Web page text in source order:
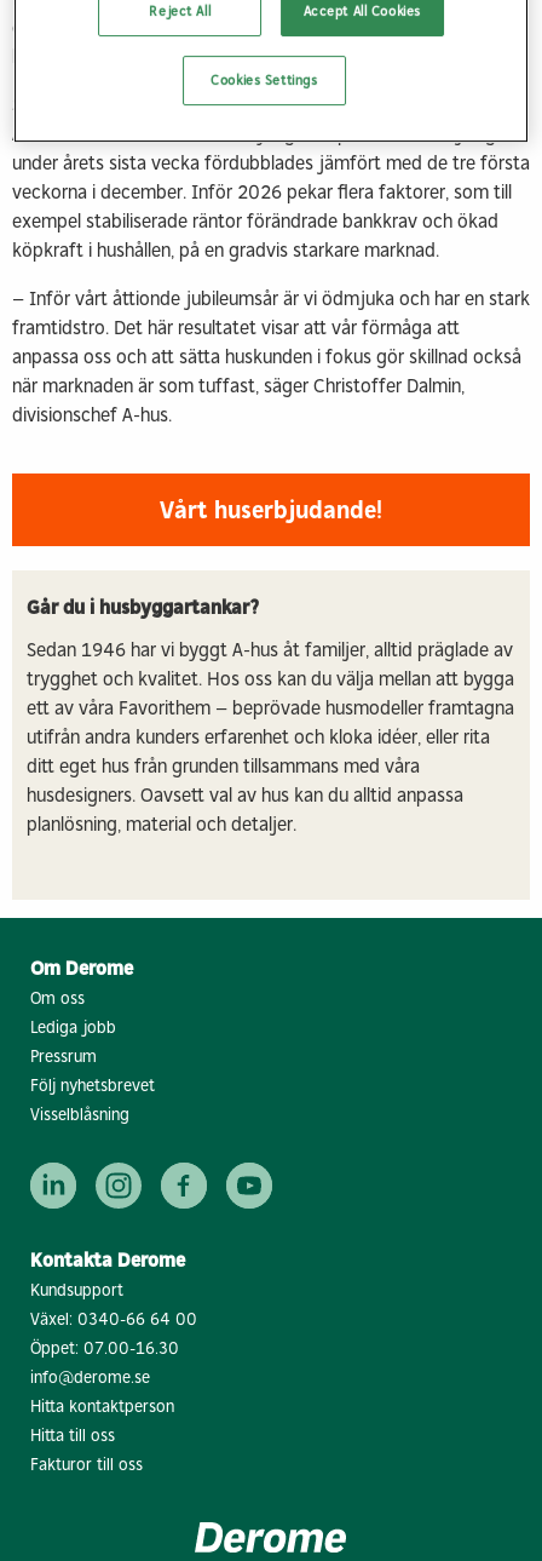
enklare för kunder att i högre grad forma sitt hus efter egna
behov och önskemål.
Stark avslutning och tro på 2026
A-hus avslutade året med en tydlig slutspurt, där försäljningen
under årets sista vecka fördubblades jämfört med de tre första
veckorna i december. Inför 2026 pekar flera faktorer, som till
exempel stabiliserade räntor förändrade bankkrav och ökad
köpkraft i hushållen, på en gradvis starkare marknad.
– Inför vårt åttionde jubileumsår är vi ödmjuka och har en stark
framtidstro. Det här resultatet visar att vår förmåga att
anpassa oss och att sätta huskunden i fokus gör skillnad också
när marknaden är som tuffast, säger Christoffer Dalmin,
divisionschef A-hus.
Vårt huserbjudande!
Går du i husbyggartankar?
Sedan 1946 har vi byggt A-hus åt familjer, alltid präglade av
trygghet och kvalitet. Hos oss kan du välja mellan att bygga
ett av våra Favorithem – beprövade husmodeller framtagna
utifrån andra kunders erfarenhet och kloka idéer, eller rita
ditt eget hus från grunden tillsammans med våra
husdesigners. Oavsett val av hus kan du alltid anpassa
planlösning, material och detaljer.
Om Derome
Om oss
Lediga jobb
Pressrum
Följ nyhetsbrevet
Visselblåsning
Kontakta Derome
Kundsupport
Växel: 0340-66 64 00
Öppet: 07.00-16.30
info@derome.se
Hitta kontaktperson
Hitta till oss
Fakturor till oss
Reject All Accept All Cookies
Cookies Settings